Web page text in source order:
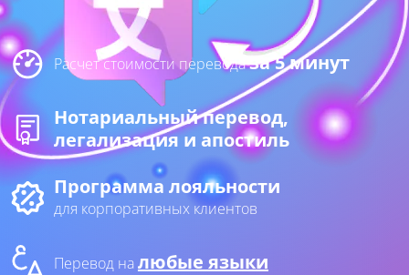
Расчет стоимости переводаза 5 минут
Нотариальный перевод,
легализация и апостиль
Программа лояльности
для корпоративных клиентов
Перевод налюбые языки